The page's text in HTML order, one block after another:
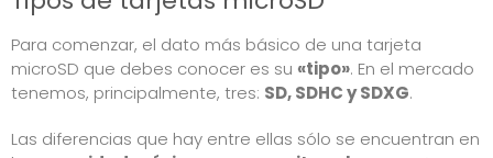
Para comenzar, el dato más básico de una tarjeta
microSD que debes conocer es su «tipo». En el mercado
tenemos, principalmente, tres: SD, SDHC y SDXG.
Las diferencias que hay entre ellas sólo se encuentran en